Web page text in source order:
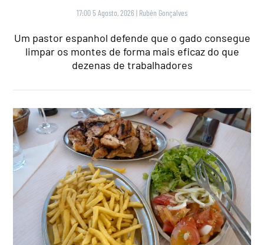
17:00 5 Agosto, 2026 | Rubén Gonçalves
Um pastor espanhol defende que o gado consegue
limpar os montes de forma mais eficaz do que
dezenas de trabalhadores